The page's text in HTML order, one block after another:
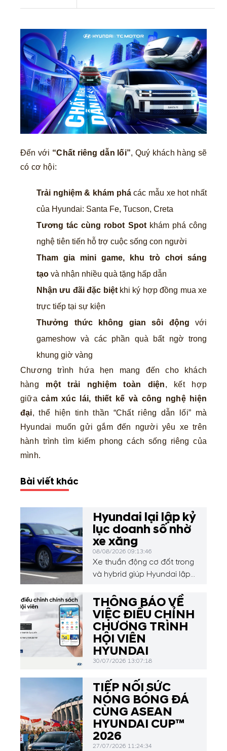
Đến với “Chất riêng dẫn lối”, Quý khách hàng sẽ
có cơ hội:
Trải nghiệm & khám phácác mẫu xe hot nhất
của Hyundai: Santa Fe, Tucson, Creta
Tương tác cùng robot Spotkhám phá công
nghệ tiên tiến hỗ trợ cuộc sống con người
Tham gia mini game, khu trò chơi sáng
tạo và nhận nhiều quà tặng hấp dẫn
Nhận ưu đãi đặc biệtkhi ký hợp đồng mua xe
trực tiếp tại sự kiện
Thưởng thức không gian sôi động với
gameshow và các phần quà bất ngờ trong
khung giờ vàng
Chương trình hứa hẹn mang đến cho khách
hàng một trải nghiệm toàn diện, kết hợp
giữacảm xúc lái, thiết kế và công nghệ hiện
đại, thể hiện tinh thần “Chất riêng dẫn lối” mà
Hyundai muốn gửi gắm đến người yêu xe trên
hành trình tìm kiếm phong cách sống riêng của
mình.
Bài viết khác
Hyundai lại lập kỷ
lục doanh số nhờ
xe xăng
08/08/2026 09:13:46
Xe thuần động cơ đốt trong
và hybrid giúp Hyundai lập
trong khi xe điện sụt giảm
mạnh.
THÔNG BÁO VỀ
VIỆC ĐIỀU CHỈNH
CHƯƠNG TRÌNH
HỘI VIÊN
HYUNDAI
30/07/2026 13:07:18
TIẾP NỐI SỨC
NÓNG BÓNG ĐÁ
CÙNG ASEAN
HYUNDAI CUP™
2026
27/07/2026 11:24:34